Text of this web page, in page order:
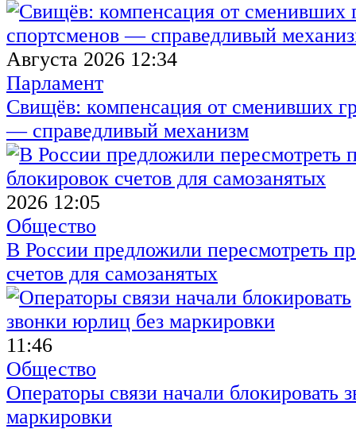
Августа 2026 12:34
Парламент
Свищёв: компенсация от сменивших
— справедливый механизм
2026 12:05
Общество
В России предложили пересмотреть
счетов для самозанятых
11:46
Общество
Операторы связи начали блокировать
маркировки